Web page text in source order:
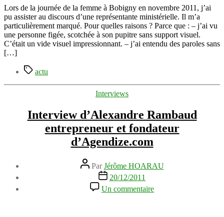
livre
qui
vous
aidera
à
Diateino
Lors de la journée de la femme à Bobigny en novembre 2011, j’ai
pu assister au discours d’une représentante ministérielle. Il m’a
particulièrement marqué. Pour quelles raisons ? Parce que : – j’ai vu
une personne figée, scotchée à son pupitre sans support visuel.
C’était un vide visuel impressionnant. – j’ai entendu des paroles sans
[…]
Étiquettes
actu
Catégories
Interviews
Interview d’Alexandre Rambaud
entrepreneur et fondateur
d’Agendize.com
Auteur
de
l’article
ParJérôme HOARAU
Date
de
l’article
20/12/2011
Un commentaire
Interview